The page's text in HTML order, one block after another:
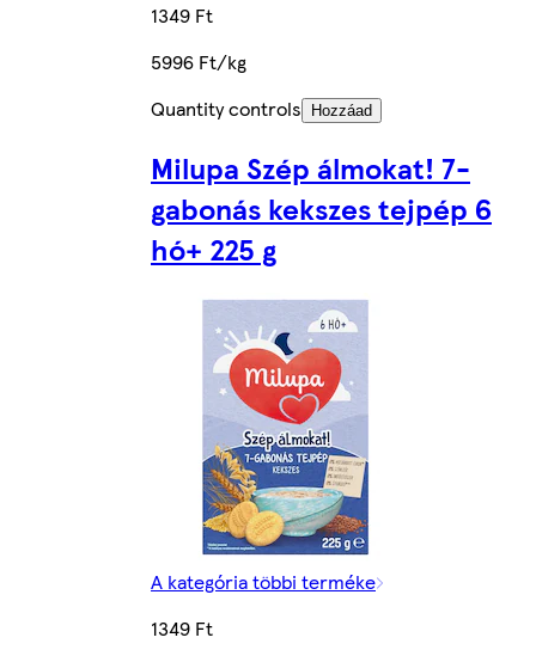
1349 Ft
5996 Ft/kg
Quantity controls
Hozzáad
Milupa Szép álmokat! 7-
gabonás kekszes tejpép 6
hó+ 225 g
A kategória többi terméke
1349 Ft